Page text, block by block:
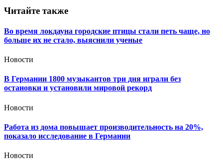
Читайте также
Во время локдауна городские птицы стали петь чаще, но
больше их не стало, выяснили ученые
Новости
В Германии 1800 музыкантов три дня играли без
остановки и установили мировой рекорд
Новости
Работа из дома повышает производительность на 20%,
показало исследование в Германии
Новости